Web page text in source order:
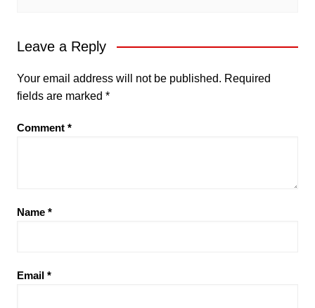
Leave a Reply
Your email address will not be published. Required
fields are marked *
Comment *
Name *
Email *